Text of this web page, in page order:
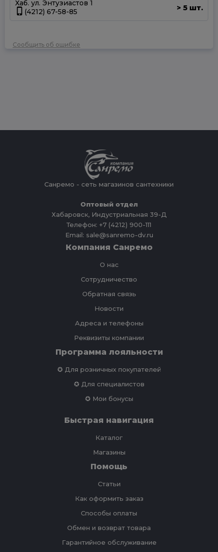
Хаб. ул. Энтузиастов 1
(4212) 67-58-85
> 5 шт.
Сообщить об ошибке
Санремо - сеть магазинов сантехники
Оптовый отдел
Хабаровск, Индустриальная 39-Д
Телефон: +7 (4212) 900-111
Email: sale@sanremo-dv.ru
Компания Санремо
О нас
Сотрудничество
Обратная связь
Новости
Адреса и телефоны
Реквизиты компании
Программа лояльности
✪ Для розничных покупателей
✪ Для специалистов
✪ Мои бонусы
Быстрая навигация
Каталог
Магазины
Помощь
Статьи
Как оформить заказ
Способы оплаты
Обмен и возврат товара
Гарантийное обслуживание